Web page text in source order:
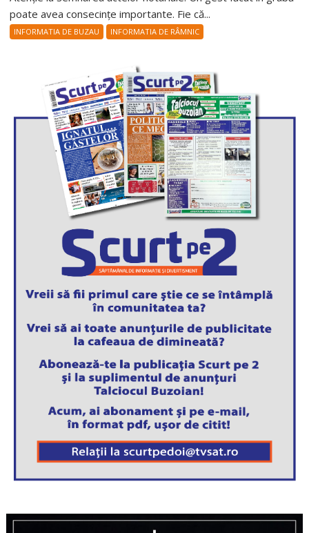
poate avea consecințe importante. Fie că...
INFORMATIA DE BUZAU INFORMATIA DE RÂMNIC